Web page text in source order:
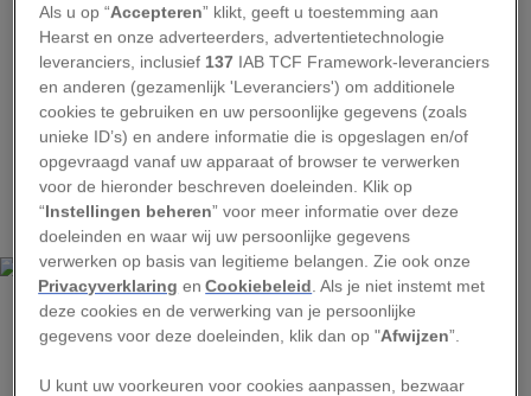
Canada wint de prijs als het over het
gemakkelijkste dessert ter wereld gaat met haar
Maple Taffy: het enige wat je nodig hebt is
sneeuw en ahornsiroop. Je maakt het door de
siroop te koken en het daarna over schone
sneeuw te gieten. Zodra het begint te stollen, rol
je de siroop op een stokje… et voilà!
Foto: lilbunnyrabbitz / Flickr
2. Brigadeiro, Brazilië
Als u op “Accepteren” klikt, geeft u toestemming aan
Hearst en onze adverteerders, advertentietechnologie
leveranciers, inclusief 137 IAB TCF Framework-leveranciers
en anderen (gezamenlijk 'Leveranciers') om additionele
cookies te gebruiken en uw persoonlijke gegevens (zoals
unieke ID’s) en andere informatie die is opgeslagen en/of
opgevraagd vanaf uw apparaat of browser te verwerken
voor de hieronder beschreven doeleinden. Klik op
“Instellingen beheren” voor meer informatie over deze
doeleinden en waar wij uw persoonlijke gegevens
verwerken op basis van legitieme belangen. Zie ook onze
Privacyverklaring enCookiebeleid . Als je niet instemt met
deze cookies en de verwerking van je persoonlijke
gegevens voor deze doeleinden, klik dan op "Afwijzen”.
U kunt uw voorkeuren voor cookies aanpassen, bezwaar